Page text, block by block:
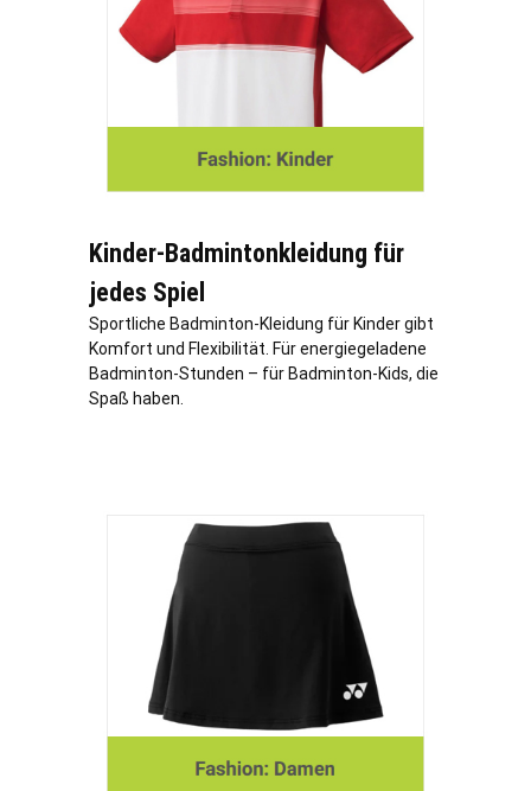
Kinder-Badmintonkleidung für
jedes Spiel
Sportliche Badminton-Kleidung für Kinder gibt
Komfort und Flexibilität. Für energiegeladene
Badminton-Stunden – für Badminton-Kids, die
Spaß haben.